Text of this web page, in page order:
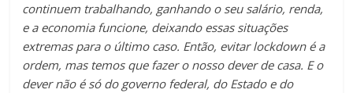
continuem trabalhando, ganhando o seu salário, renda,
e a economia funcione, deixando essas situações
extremas para o último caso. Então, evitar lockdown é a
ordem, mas temos que fazer o nosso dever de casa. E o
dever não é só do governo federal, do Estado e do